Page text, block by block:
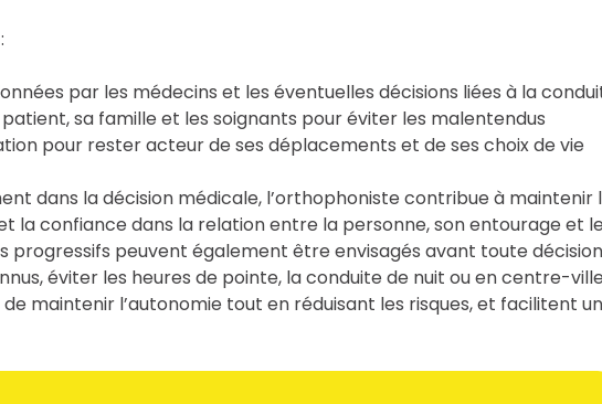
par les médecins et les éventuelles décisions liées à la
sa famille et les soignants pour éviter les malentendus
pour rester acteur de ses déplacements et de ses choix de vie
dans la décision médicale, l’orthophoniste contribue à maintenir
la confiance dans la relation entre la personne, son entourage et
progressifs peuvent également être envisagés avant toute décision
éviter les heures de pointe, la conduite de nuit ou en centre-
maintenir l’autonomie tout en réduisant les risques, et facilitent un